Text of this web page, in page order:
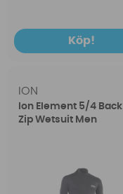
Köp!
ION
Ion Element 5/4 Back
Zip Wetsuit Men